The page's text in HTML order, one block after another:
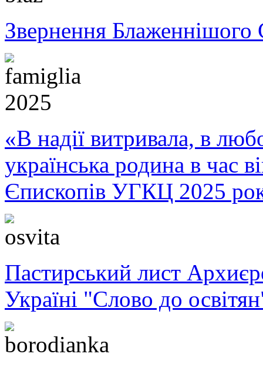
Звернення Блаженнішого
«В надії витривала, в
українська родина в час
Єпископів УГКЦ 2025
Пастирський лист
Україні "Слово до